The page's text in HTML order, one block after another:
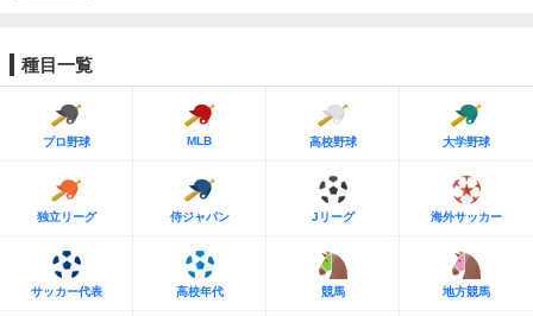
種目一覧
プロ野球 MLB 高校野球 大学野球
独立リーグ 侍ジャパン Jリーグ 海外サッカー
サッカー代表 高校年代 競馬 地方競馬